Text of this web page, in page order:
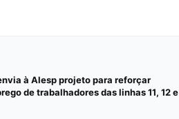
à Alesp projeto para reforçar
de trabalhadores das linhas 11, 12 e